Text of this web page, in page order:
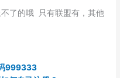
了的哦 只有联盟有，其他
999333